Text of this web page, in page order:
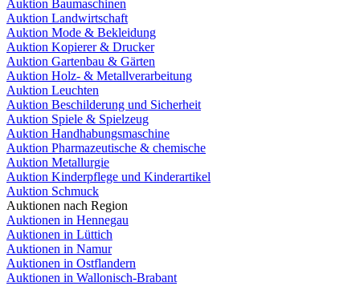
Auktion Baumaschinen
Auktion Landwirtschaft
Auktion Mode & Bekleidung
Auktion Kopierer & Drucker
Auktion Gartenbau & Gärten
Auktion Holz- & Metallverarbeitung
Auktion Leuchten
Auktion Beschilderung und Sicherheit
Auktion Spiele & Spielzeug
Auktion Handhabungsmaschine
Auktion Pharmazeutische & chemische
Auktion Metallurgie
Auktion Kinderpflege und Kinderartikel
Auktion Schmuck
Auktionen nach Region
Auktionen in Hennegau
Auktionen in Lüttich
Auktionen in Namur
Auktionen in Ostflandern
Auktionen in Wallonisch-Brabant